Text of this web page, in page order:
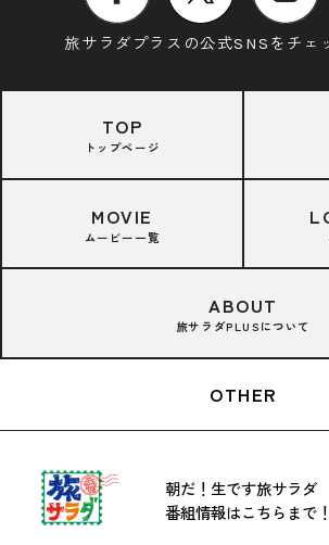
旅サラダプラスの公式SNSをチェ
TOP
トップページ
MOVIE
ムービー一覧
ABOUT
旅サラダPLUSについて
OTHER
朝だ！生です旅サラダ
番組情報はこちらまで！